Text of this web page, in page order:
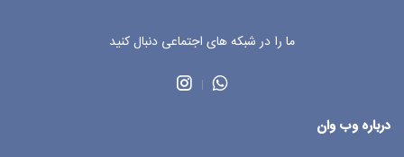
درباره وب وان
ما را در شبکه های اجتماعی دنبال کنید